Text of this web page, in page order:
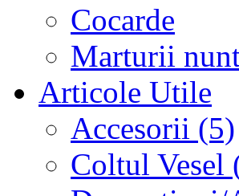
Cocarde
Marturii
Articole Utile
Accesorii (5)
Coltul Vesel